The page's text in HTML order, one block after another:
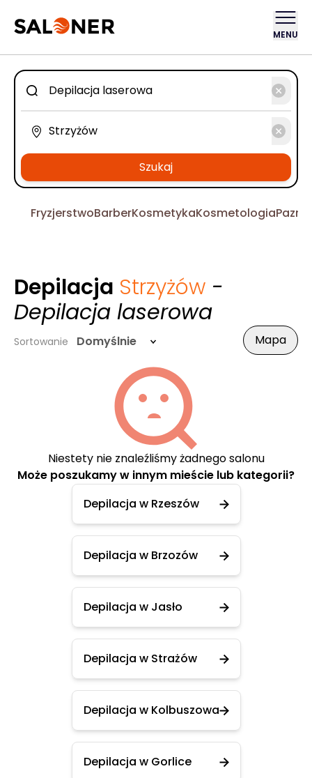
MENU
Szukaj
FryzjerstwoBarberKosmetykaKosmetologia
Depilacja Strzyżów -
Depilacja laserowa
Sortowanie Domyślnie Mapa
Niestety nie znaleźliśmy żadnego salonu
Może poszukamy w innym mieście lub kategorii?
Depilacja w Rzeszów
Depilacja w Brzozów
Depilacja w Jasło
Depilacja w Strażów
Depilacja w Kolbuszowa
Depilacja w Gorlice